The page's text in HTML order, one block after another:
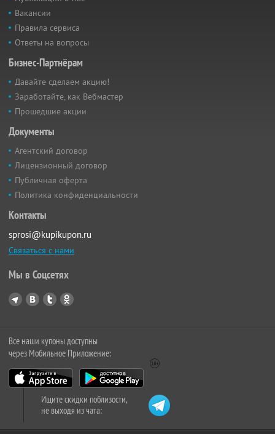
Вакансии
Правила сервиса
Ответы на вопросы
Бизнес-Партнёрам
Давайте сделаем акцию!
Заработайте, как Вебмастер
Прошедшие акции
Документы
Агентский договор
Лицензионный договор
Публичная оферта
Политика конфиденциальности
Контакты
sprosi@kupikupon.ru
Связаться с нами
Мы в Соцсетях
Все наши купоны доступны
через Мобильное Приложение:
Ищите скидки поблизости,
не выходя из чата: